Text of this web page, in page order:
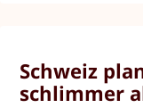
Schweiz
schlimmer